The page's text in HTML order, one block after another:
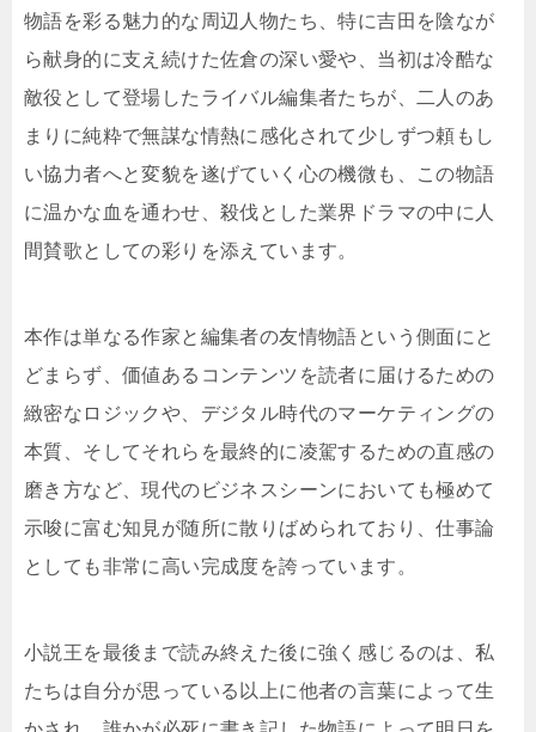
物語を彩る魅力的な周辺人物たち、特に吉田を陰なが
ら献身的に支え続けた佐倉の深い愛や、当初は冷酷な
敵役として登場したライバル編集者たちが、二人のあ
まりに純粋で無謀な情熱に感化されて少しずつ頼もし
い協力者へと変貌を遂げていく心の機微も、この物語
に温かな血を通わせ、殺伐とした業界ドラマの中に人
間賛歌としての彩りを添えています。
本作は単なる作家と編集者の友情物語という側面にと
どまらず、価値あるコンテンツを読者に届けるための
緻密なロジックや、デジタル時代のマーケティングの
本質、そしてそれらを最終的に凌駕するための直感の
磨き方など、現代のビジネスシーンにおいても極めて
示唆に富む知見が随所に散りばめられており、仕事論
としても非常に高い完成度を誇っています。
小説王を最後まで読み終えた後に強く感じるのは、私
たちは自分が思っている以上に他者の言葉によって生